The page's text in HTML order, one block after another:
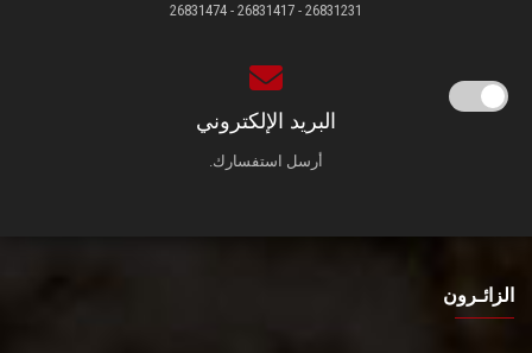
26831231 - 26831417 - 26831474
البريد الإلكتروني
أرسل استفسارك.
الزائـرون